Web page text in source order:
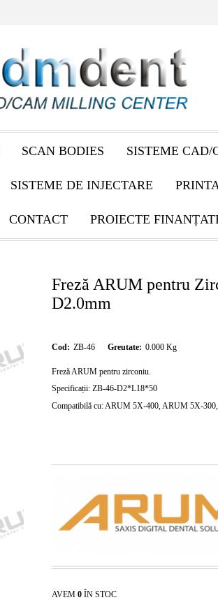
SCAN BODIES SISTEME CAD/
SISTEME DE INJECTARE
CONTACT PROIECTE
Freză ARUM pentru
D2.0mm
Cod: ZB-46 Greutate: 0.000 Kg
Freză ARUM pentru zirconiu.
Specificații: ZB-46-D2*L18*50
Compatibilă cu: ARUM 5X-400, ARUM 5X-
AVEM 0 ÎN STOC